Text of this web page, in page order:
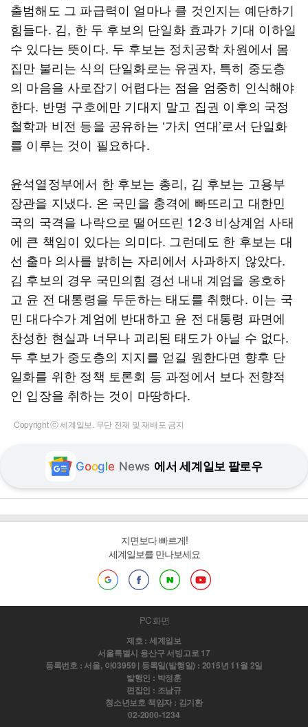
출범해도 그 파급력이 얼마나 클 것인지는 예단하기
힘들다. 김, 한 두 후보의 단일화 효과가 기대 이하일
수 있다는 뜻이다. 두 후보는 정치공학 차원에서 몸
집만 불리는 식의 단일화로는 유권자, 특히 중도층
의 마음을 사로잡기 어렵다는 점을 엄중히 인식해야
한다. 반명 구호에만 기대지 말고 집권 이후의 국정
철학과 비전 등을 공유하는 ‘가치 연대’로서 단일화
를 이루는 것이 필요하다.
윤석열정부에서 한 후보는 총리, 김 후보는 고용부
장관을 지냈다. 온 국민을 충격에 빠뜨리고 대한민
국의 국격을 나락으로 떨어뜨린 12·3 비상계엄 사태
에 큰 책임이 있다는 의미다. 그런데도 한 후보는 대
선 출마 의사를 밝히는 자리에서 사과하지 않았다.
김 후보의 경우 국민의힘 경선 내내 계엄을 옹호하
고 윤 전 대통령을 두둔하는 태도를 취했다. 이는 국
민 대다수가 계엄에 반대하고 윤 전 대통령 파면에
찬성한 현실과 너무나 괴리된 태도가 아닐 수 없다.
두 후보가 중도층의 지지를 얻길 원한다면 향후 단
일화를 위한 정책 토론회 등 과정에서 보다 전향적
인 입장을 취하는 것이 마땅하다.
Copyright ⓒ 세계일보. 무단 전재 및 재배포 금지
Google News 에서 세계일보 팔로우
지면보다 빠르게!
세계일보를 만나보세요
PC 화면
제호 : 세계일보
서울특별시 용산구 서빙고로 17
등록번호 : 서울, 아03959 | 등록일(발행일) : 2015년 11월 2일
발행인 : 박정훈
편집인 : 조남규
청소년보호 책임자 : 김기환
02-2000-1234